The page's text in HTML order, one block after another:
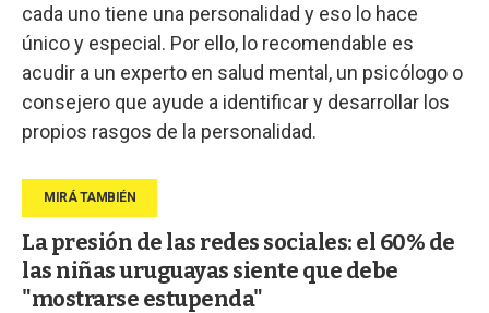
cada uno tiene una personalidad y eso lo hace
único y especial. Por ello, lo recomendable es
acudir a un experto en salud mental, un psicólogo o
consejero que ayude a identificar y desarrollar los
propios rasgos de la personalidad.
La presión de las redes sociales: el 60% de
las niñas uruguayas siente que debe
"mostrarse estupenda"